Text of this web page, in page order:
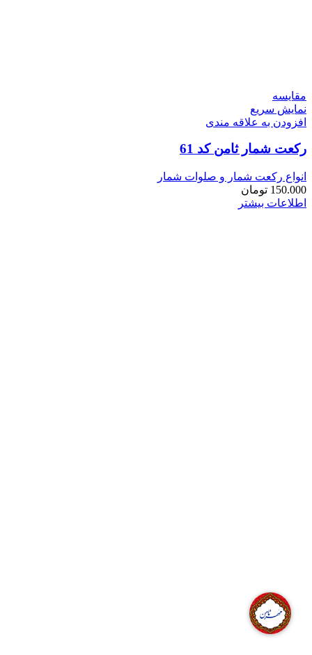
مقايسه
نمایش سریع
افزودن به علاقه مندی
رکعت شمار ثامن کد 61
انواع رکعت شمار و صلوات شمار
150.000 تومان
اطلاعات بیشتر